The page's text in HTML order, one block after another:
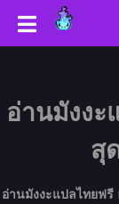
อ่านมังงะ
สุ
อ่านมังงะแปลไทยฟรี